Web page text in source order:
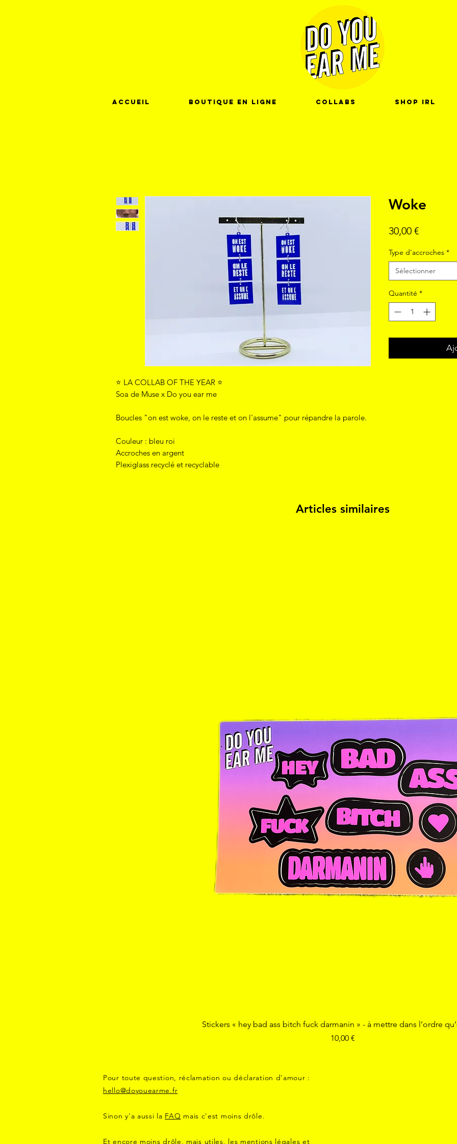
Accueil Boutique en ligne Collabs Shop IRL
⭐ LA COLLAB OF THE YEAR ⭐
Soa de Muse x Do you ear me
Boucles "on est woke, on le reste et on l'assume" pour répandre la parole.
Couleur : bleu roi
Accroches en argent
Plexiglass recyclé et recyclable
Woke
30,00 €Prix
Type d'accroches *
Sélectionner
Quantité *
Articles similaires
Aperçu rapide
Stickers « hey bad ass bitch fuck darmanin » - à mettre dans l’ordre
Prix
10,00 €
Pour toute question, réclamation ou déclaration d'amour :
hello@doyouearme.fr
Sinon y'a aussi la FAQ mais c'est moins drôle.
Et encore moins drôle, mais utiles, les mentions légales et